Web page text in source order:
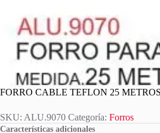
FORRO CABLE TEFLON 25
SKU: ALU.9070 Categoría: Forros
Características adicionales